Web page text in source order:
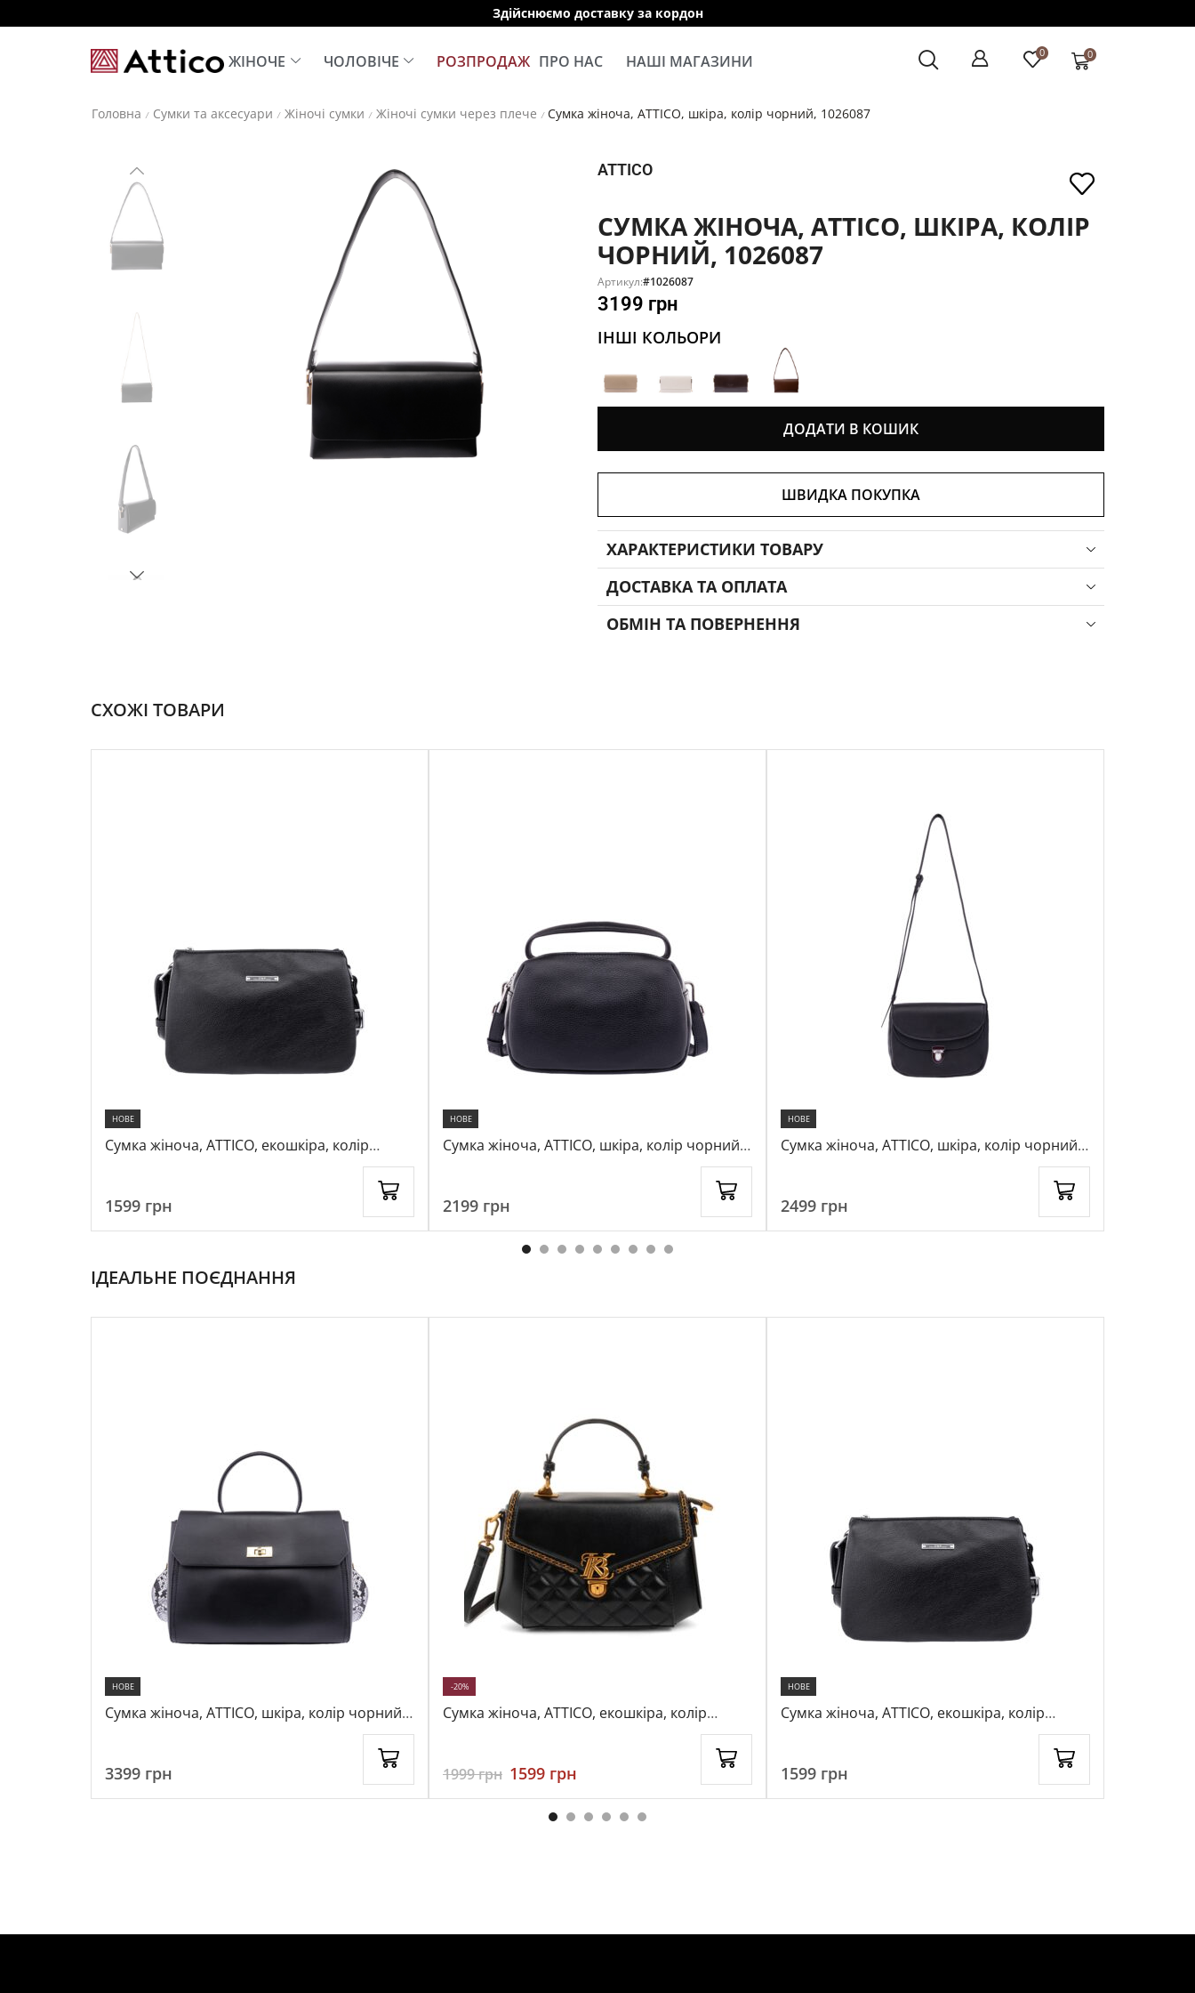
Здійснюємо доставку за кордон
ЖІНОЧЕ ЧОЛОВІЧЕ РОЗПРОДАЖ ПРО НАС НАШІ МАГАЗИНИ 0 0
Головна / Сумки та аксесуари / Жіночі сумки / Жіночі сумки через плече / Сумка жіноча, ATTICO, шкіра, колір чорний, 1026087
ATTICO
СУМКА ЖІНОЧА, ATTICO, ШКІРА, КОЛІР
ЧОРНИЙ, 1026087
Артикул:#1026087
3199 грн
ІНШІ КОЛЬОРИ
ДОДАТИ В КОШИК
ШВИДКА ПОКУПКА
ХАРАКТЕРИСТИКИ ТОВАРУ
ДОСТАВКА ТА ОПЛАТА
ОБМІН ТА ПОВЕРНЕННЯ
СХОЖІ ТОВАРИ
НОВЕ
Сумка жіноча, ATTICO, екошкіра, колір
1599 грн
НОВЕ
Сумка жіноча, ATTICO, шкіра, колір чорний,
2199 грн
НОВЕ
Сумка жіноча, ATTICO, шкіра, колір чорний,
2499 грн
ІДЕАЛЬНЕ ПОЄДНАННЯ
НОВЕ
Сумка жіноча, ATTICO, шкіра, колір чорний,
3399 грн
Сумка жіноча, ATTICO, екошкіра, колір
-20%
1999грн 1599 грн
НОВЕ
Сумка жіноча, ATTICO, екошкіра, колір
1599 грн